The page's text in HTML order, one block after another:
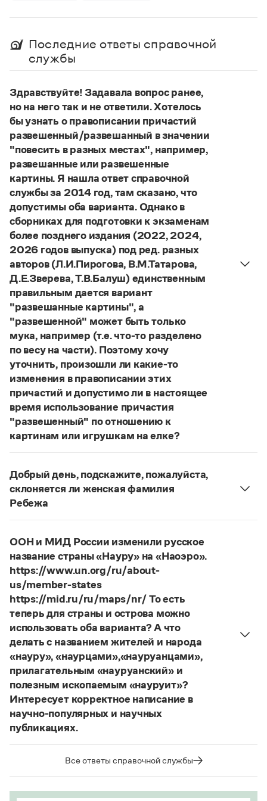
Справочники
Русский язык. Краткий теоретический курс
для школьников
Письмовник
Справочник по пунктуации
Словарь-справочник трудностей
Справочник по фразеологии
Азбучные истины
Словарь-справочник непростые слова
Все справочники портала
Журнал
Новости и события
Статьи
Монологи
Интервью
Лекции и подкасты
Рекомендуем
Учебник Грамоты
Правила русского языка: от азов до тонкостей
Интерактивные упражнения: от простого к сложному
Скороговорки
Словари
Научпоп
Словарь русских имён
(1956)
Последние ответы справочной
службы
Здравствуйте! Задавала вопрос ранее,
но на него так и не ответили. Хотелось
бы узнать о правописании причастий
развешенный/развешанный в значении
"повесить в разных местах", например,
развешанные или развешенные
картины. Я нашла ответ справочной
службы за 2014 год, там сказано, что
допустимы оба варианта. Однако в
сборниках для подготовки к экзаменам
более позднего издания (2022, 2024,
2026 годов выпуска) под ред. разных
авторов (Л.И.Пирогова, В.М.Татарова,
Д.Е.Зверева, Т.В.Балуш) единственным
правильным дается вариант
"развешанные картины", а
"развешенной" может быть только
мука, например (т.е. что-то разделено
по весу на части). Поэтому хочу
уточнить, произошли ли какие-то
изменения в правописании этих
причастий и допустимо ли в настоящее
время использование причастия
"развешенный" по отношению к
картинам или игрушкам на елке?
Нашответ2014 года по-прежнему актуален.
то игнорируют рекомендации нормативных
словарей русского языка, в которых указан глагол
развесить
развешенный) со значением «повесить в разных
местах (несколько, много предметов)». Ср.:
Я знаю, что на стенах своей квартиры вы
развесили разные географические карты
(И. С. Тургенев. Бретер). И эти карты, безусловно,
развешены.
Страница ответа
Добрый день, подскажите, пожалуйста,
склоняется ли женская фамилия
Ребежа
ФамилияРебежасклоняется (и мужская,
Страница ответа
ООН и МИД России изменили русское
название страны «Науру» на «Наоэро».
https://www.un.org/ru/about-
us/member-states
https://mid.ru/ru/maps/nr/ То есть
теперь для страны и острова можно
использовать оба варианта? А что
делать с названием жителей и народа
«науру», «наурцами»,«науруанцами»,
прилагательным «науруанский» и
полезным ископаемым «науруит»?
Интересует корректное написание в
научно-популярных и научных
публикациях.
Изменение касается только официального
названия государства. Все остальные слова,
Все ответы справочной службы